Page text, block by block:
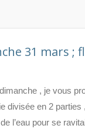
31 mars ;
, je vous
divisée en 2
l’eau pour se